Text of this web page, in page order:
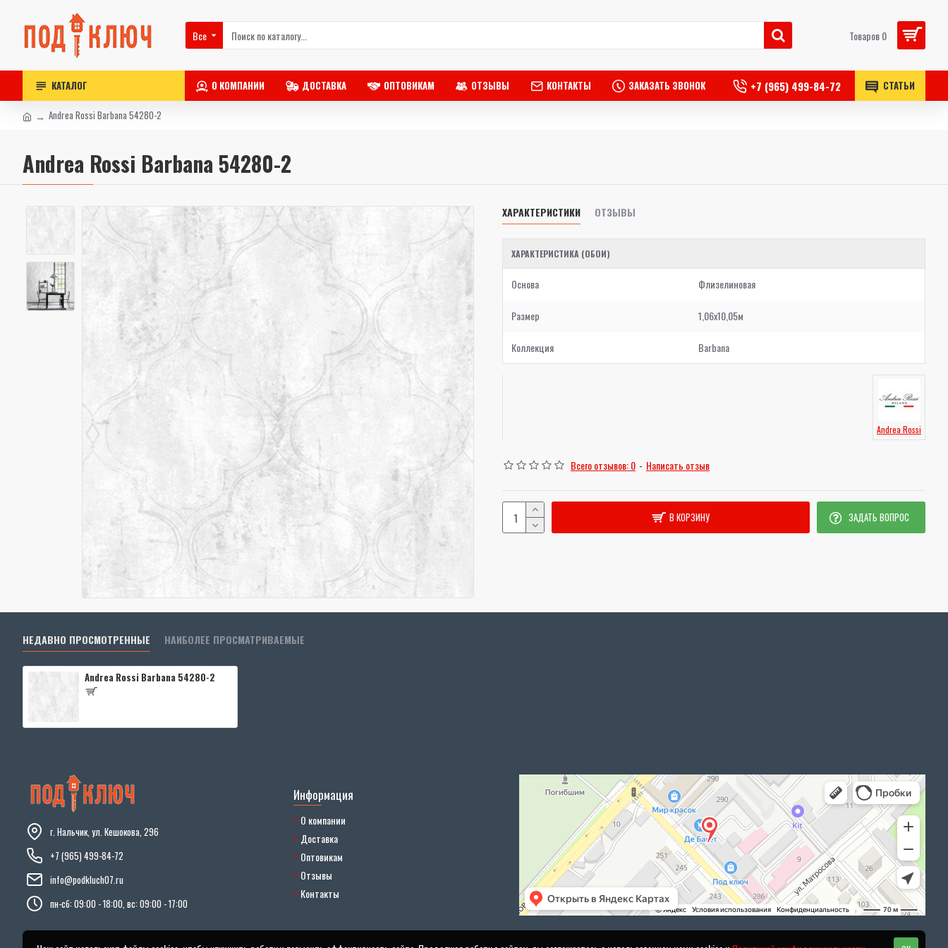
Все Товаров 0
КАТАЛОГ О КОМПАНИИ ДОСТАВКА ОПТОВИКАМ ОТЗЫВЫ КОНТАКТЫ ЗАКАЗАТЬ ЗВОНОК +7 (965) 499-84-72 СТАТЬИ
Andrea Rossi Barbana 54280-2
Andrea Rossi Barbana 54280-2
ХАРАКТЕРИСТИКИ ОТЗЫВЫ
ХАРАКТЕРИСТИКА (ОБОИ)
Основа Флизелиновая
Размер 1,06x10,05м
Коллекция Barbana
Andrea Rossi
Всего отзывов: 0 - Написать отзыв
В КОРЗИНУ ЗАДАТЬ ВОПРОС
НЕДАВНО ПРОСМОТРЕННЫЕ НАИБОЛЕЕ ПРОСМАТРИВАЕМЫЕ
Andrea Rossi Barbana 54280-2
г. Нальчик, ул. Кешокова, 296
+7 (965) 499-84-72
info@podkluch07.ru
пн-сб: 09:00 - 18:00, вс: 09:00 - 17:00
Информация
О компании
Доставка
Оптовикам
Отзывы
Контакты